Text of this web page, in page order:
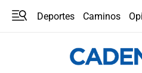
Deportes Caminos